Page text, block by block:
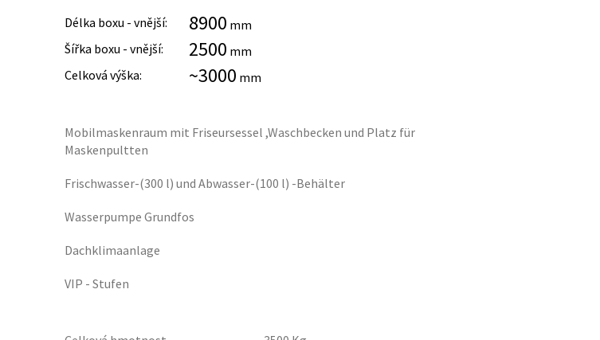
Délka boxu - vnější: 8900 mm
Šířka boxu - vnější:
2500 mm
Celková výška:
~3000 mm
Mobilmaskenraum mit Friseursessel ,Waschbecken und Platz für
Maskenpultten
Frischwasser-(300 l) und Abwasser-(100 l) -Behälter
Wasserpumpe Grundfos
Dachklimaanlage
VIP - Stufen